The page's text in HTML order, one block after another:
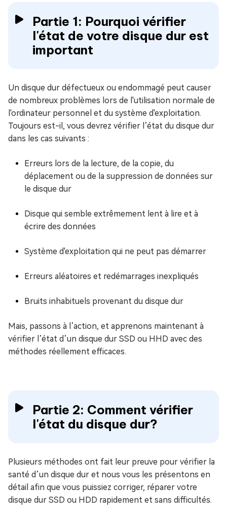
Partie 1: Pourquoi vérifier
l'état de votre disque dur est
important
Un disque dur défectueux ou endommagé peut causer
de nombreux problèmes lors de l'utilisation normale de
l'ordinateur personnel et du système d'exploitation.
Toujours est-il, vous devrez vérifier l’état du disque dur
dans les cas suivants :
Erreurs lors de la lecture, de la copie, du
déplacement ou de la suppression de données sur
le disque dur
Disque qui semble extrêmement lent à lire et à
écrire des données
Système d'exploitation qui ne peut pas démarrer
Erreurs aléatoires et redémarrages inexpliqués
Bruits inhabituels provenant du disque dur
Mais, passons à l’action, et apprenons maintenant à
vérifier l’état d’un disque dur SSD ou HHD avec des
méthodes réellement efficaces.
Partie 2: Comment vérifier
l'état du disque dur?
Plusieurs méthodes ont fait leur preuve pour vérifier la
santé d’un disque dur et nous vous les présentons en
détail afin que vous puissiez corriger, réparer votre
disque dur SSD ou HDD rapidement et sans difficultés.